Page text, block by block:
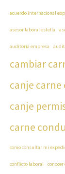
acuerdo internacional
asesor laboral estella
auditoria empresa
cambiar
canje
canje
carne
como consultar mi
conflicto laboral